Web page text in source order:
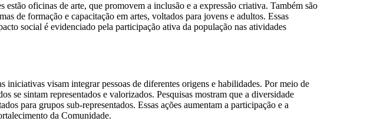
oficinas de arte, que promovem a inclusão e a expressão criativa. Também são
de formação e capacitação em artes, voltados para jovens e adultos. Essas
social é evidenciado pela participação ativa da população nas atividades
visam integrar pessoas de diferentes origens e habilidades. Por meio de
se sintam representados e valorizados. Pesquisas mostram que a diversidade
para grupos sub-representados. Essas ações aumentam a participação e a
da Comunidade.